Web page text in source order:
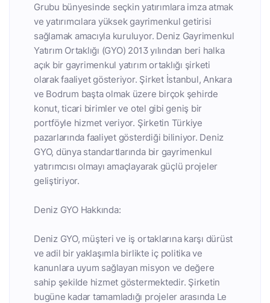
Grubu bünyesinde seçkin yatırımlara imza atmak
ve yatırımcılara yüksek gayrimenkul getirisi
sağlamak amacıyla kuruluyor. Deniz Gayrimenkul
Yatırım Ortaklığı (GYO) 2013 yılından beri halka
açık bir gayrimenkul yatırım ortaklığı şirketi
olarak faaliyet gösteriyor. Şirket İstanbul, Ankara
ve Bodrum başta olmak üzere birçok şehirde
konut, ticari birimler ve otel gibi geniş bir
portföyle hizmet veriyor. Şirketin Türkiye
pazarlarında faaliyet gösterdiği biliniyor. Deniz
GYO, dünya standartlarında bir gayrimenkul
yatırımcısı olmayı amaçlayarak güçlü projeler
geliştiriyor.
Deniz GYO Hakkında:
Deniz GYO, müşteri ve iş ortaklarına karşı dürüst
ve adil bir yaklaşımla birlikte iç politika ve
kanunlara uyum sağlayan misyon ve değere
sahip şekilde hizmet göstermektedir. Şirketin
bugüne kadar tamamladığı projeler arasında Le